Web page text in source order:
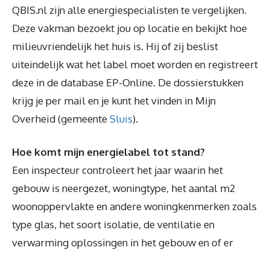
QBIS.nl zijn alle energiespecialisten te vergelijken.
Deze vakman bezoekt jou op locatie en bekijkt hoe
milieuvriendelijk het huis is. Hij of zij beslist
uiteindelijk wat het label moet worden en registreert
deze in de database EP-Online. De dossierstukken
krijg je per mail en je kunt het vinden in Mijn
Overheid (gemeenteSluis).
Hoe komt mijn energielabel tot stand?
Een inspecteur controleert het jaar waarin het
gebouw is neergezet, woningtype, het aantal m2
woonoppervlakte en andere woningkenmerken zoals
type glas, het soort isolatie, de ventilatie en
verwarming oplossingen in het gebouw en of er